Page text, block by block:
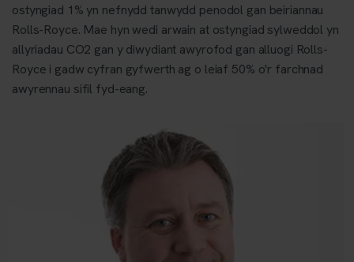
ostyngiad 1% yn nefnydd tanwydd penodol gan beiriannau
Rolls-Royce. Mae hyn wedi arwain at ostyngiad sylweddol yn
allyriadau CO2 gan y diwydiant awyrofod gan alluogi Rolls-
Royce i gadw cyfran gyfwerth ag o leiaf 50% o'r farchnad
awyrennau sifil fyd-eang.